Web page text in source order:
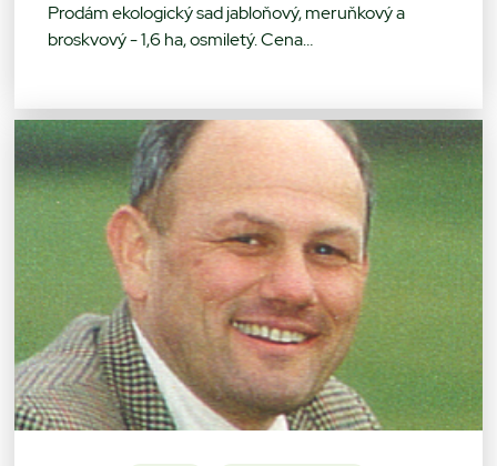
Prodám ekologický sad jabloňový, meruňkový a
broskvový - 1,6 ha, osmiletý. Cena…